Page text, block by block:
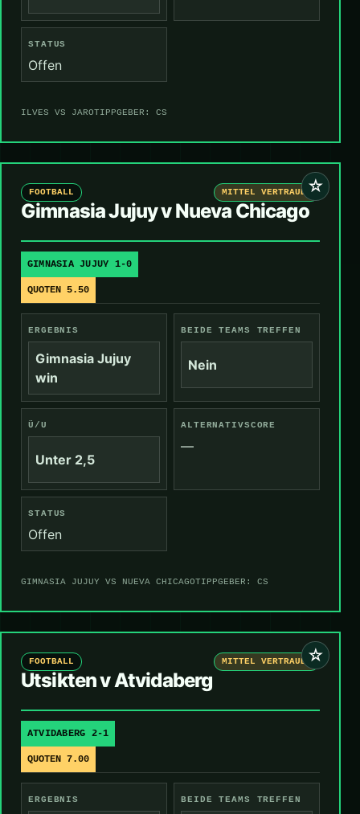
STATUS
Offen
ILVES VS JAROTIPPGEBER: CS
☆
FOOTBALL MITTEL VERTRAUEN
Gimnasia Jujuy v Nueva Chicago
GIMNASIA JUJUY 1-0
QUOTEN 5.50
ERGEBNIS
Gimnasia Jujuy
win
BEIDE TEAMS TREFFEN
Nein
Ü/U
Unter 2,5
ALTERNATIVSCORE
—
STATUS
Offen
GIMNASIA JUJUY VS NUEVA CHICAGOTIPPGEBER: CS
☆
FOOTBALL MITTEL VERTRAUEN
Utsikten v Atvidaberg
ATVIDABERG 2-1
QUOTEN 7.00
ERGEBNIS BEIDE TEAMS TREFFEN